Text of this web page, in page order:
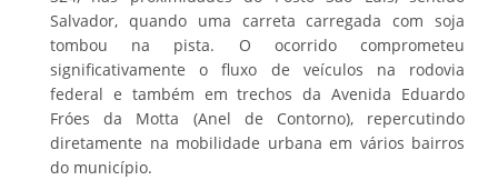
Salvador, quando uma carreta carregada com soja
tombou na pista. O ocorrido comprometeu
significativamente o fluxo de veículos na rodovia
federal e também em trechos da Avenida Eduardo
Fróes da Motta (Anel de Contorno), repercutindo
diretamente na mobilidade urbana em vários bairros
do município.